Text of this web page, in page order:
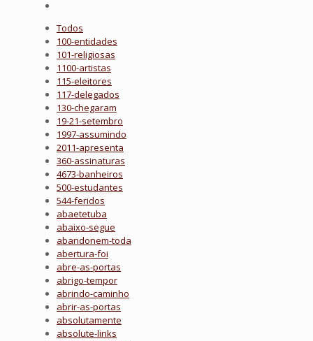
Todos
100-entidades
101-religiosas
1100-artistas
115-eleitores
117-delegados
130-chegaram
19-21-setembro
1997-assumindo
2011-apresenta
360-assinaturas
4673-banheiros
500-estudantes
544-feridos
abaetetuba
abaixo-segue
abandonem-toda
abertura-foi
abre-as-portas
abrigo-tempor
abrindo-caminho
abrir-as-portas
absolutamente
absolute-links